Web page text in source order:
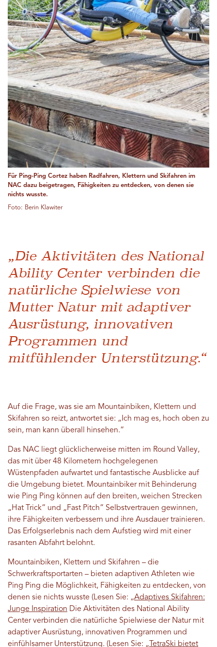
Für Ping-Ping Cortez haben Radfahren, Klettern und Skifahren im
NAC dazu beigetragen, Fähigkeiten zu entdecken, von denen sie
nichts wusste.
Foto: Berin Klawiter
„Die Aktivitäten des National
Ability Center verbinden die
natürliche Spielwiese von
Mutter Natur mit adaptiver
Ausrüstung, innovativen
Programmen und
mitfühlender Unterstützung.“
Auf die Frage, was sie am Mountainbiken, Klettern und
Skifahren so reizt, antwortet sie: „Ich mag es, hoch oben zu
sein, man kann überall hinsehen.“
Das NAC liegt glücklicherweise mitten im Round Valley,
das mit über 48 Kilometern hochgelegenen
Wüstenpfaden aufwartet und fantastische Ausblicke auf
die Umgebung bietet. Mountainbiker mit Behinderung
wie Ping Ping können auf den breiten, weichen Strecken
„Hat Trick“ und „Fast Pitch“ Selbstvertrauen gewinnen,
ihre Fähigkeiten verbessern und ihre Ausdauer trainieren.
Das Erfolgserlebnis nach dem Aufstieg wird mit einer
rasanten Abfahrt belohnt.
Mountainbiken, Klettern und Skifahren – die
Schwerkraftsportarten – bieten adaptiven Athleten wie
Ping Ping die Möglichkeit, Fähigkeiten zu entdecken, von
denen sie nichts wusste (Lesen Sie: „Adaptives Skifahren:
Junge Inspiration Die Aktivitäten des National Ability
Center verbinden die natürliche Spielwiese der Natur mit
adaptiver Ausrüstung, innovativen Programmen und
einfühlsamer Unterstützung. (Lesen Sie: „ TetraSki bietet